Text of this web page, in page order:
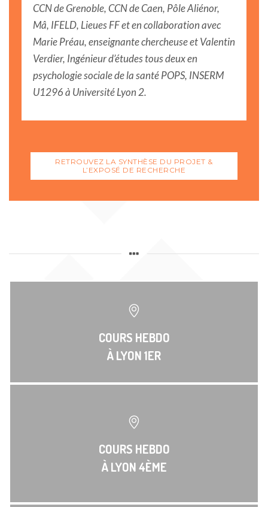
CCN de Grenoble, CCN de Caen, Pôle Aliénor,
Mâ, IFELD, Lieues FF et en collaboration avec
Marie Préau, enseignante chercheuse et Valentin
Verdier, Ingénieur d’études tous deux en
psychologie sociale de la santé POPS, INSERM
U1296 à Université Lyon 2.
RETROUVEZ LA SYNTHÈSE DU PROJET &
L’EXPOSÉ DE RECHERCHE
COURS HEBDO
À LYON 1ER
COURS HEBDO
À LYON 4ÈME